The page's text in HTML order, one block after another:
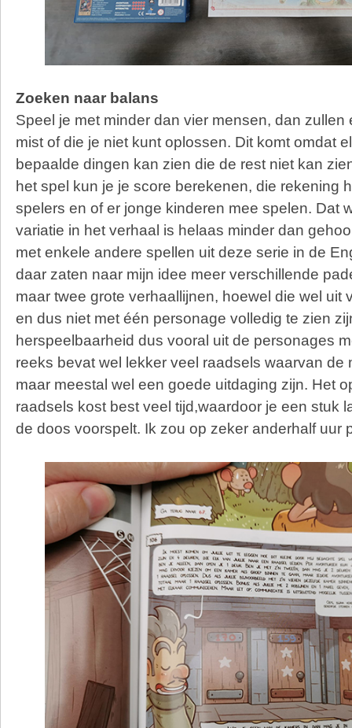
Zoeken naar balans
Speel je met minder dan vier mensen, dan zullen
mist of die je niet kunt oplossen. Dit komt omdat
bepaalde dingen kan zien die de rest niet kan
het spel kun je je score berekenen, die rekening
spelers en of er jonge kinderen mee spelen. Dat
variatie in het verhaal is helaas minder dan
met enkele andere spellen uit deze serie in de
daar zaten naar mijn idee meer verschillende
maar twee grote verhaallijnen, hoewel die wel uit
en dus niet met één personage volledig te zien
herspeelbaarheid dus vooral uit de personages
reeks bevat wel lekker veel raadsels waarvan de
maar meestal wel een goede uitdaging zijn. Het
raadsels kost best veel tijd,waardoor je een stuk
de doos voorspelt. Ik zou op zeker anderhalf uur